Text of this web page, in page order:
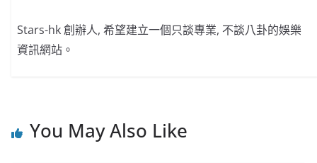
Stars-hk 創辦人, 希望建立一個只談專業, 不談八卦的娛樂
資訊網站。
You May Also Like